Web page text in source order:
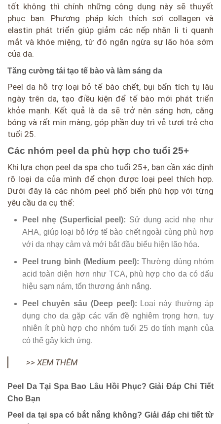
tốt không thì chính những công dụng này sẽ thuyết
phục bạn. Phương pháp kích thích sợi collagen và
elastin phát triển giúp giảm các nếp nhăn li ti quanh
mắt và khóe miệng, từ đó ngăn ngừa sự lão hóa sớm
của da.
Tăng cường tái tạo tế bào và làm sáng da
Peel da hỗ trợ loại bỏ tế bào chết, bụi bẩn tích tụ lâu
ngày trên da, tạo điều kiện để tế bào mới phát triển
khỏe mạnh. Kết quả là da sẽ trở nên sáng hơn, căng
bóng và rất mịn màng, góp phần duy trì vẻ tươi trẻ cho
tuổi 25.
Các nhóm peel da phù hợp cho tuổi 25+
Khi lựa chọn peel da spa cho tuổi 25+, bạn cần xác định
rõ loại da của mình để chọn được loại peel thích hợp.
Dưới đây là các nhóm peel phổ biến phù hợp với từng
yêu cầu da cụ thể:
Peel nhẹ (Superficial peel): Sử dụng acid nhẹ như
AHA, giúp loại bỏ lớp tế bào chết ngoài cùng phù hợp
với da nhạy cảm và mới bắt đầu biểu hiện lão hóa.
Peel trung bình (Medium peel): Thường dùng nhóm
acid toàn diện hơn như TCA, phù hợp cho da có dấu
hiệu sạm nám, tổn thương ánh nắng.
Peel chuyên sâu (Deep peel): Loại này thường áp
dụng cho da gặp các vấn đề nghiêm trọng hơn, tuy
nhiên ít phù hợp cho nhóm tuổi 25 do tính mạnh của
có thể gây kích ứng.
>> XEM THÊM
Peel Da Tại Spa Bao Lâu Hồi Phục? Giải Đáp Chi Tiết
Cho Bạn
Peel da tại spa có bắt nắng không? Giải đáp chi tiết từ